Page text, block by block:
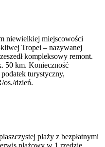
niewielkiej miejscowości
Tropei – nazywanej
kompleksowy remont.
50 km. Konieczność
turystyczny,
os./dzień.
plaży z bezpłatnymi
plażowy w 1 rzędzie